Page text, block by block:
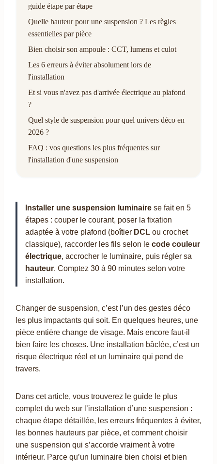
guide étape par étape
Quelle hauteur pour une suspension ? Les règles
essentielles par pièce
Bien choisir son ampoule : CCT, lumens et culot
Les 6 erreurs à éviter absolument lors de
l'installation
Et si vous n'avez pas d'arrivée électrique au plafond
?
Quel style de suspension pour quel univers déco en
2026 ?
FAQ : vos questions les plus fréquentes sur
l'installation d'une suspension
Installer une suspension luminaire se fait en 5
étapes : couper le courant, poser la fixation
adaptée à votre plafond (boîtier DCL ou crochet
classique), raccorder les fils selon le code couleur
électrique, accrocher le luminaire, puis régler sa
hauteur. Comptez 30 à 90 minutes selon votre
installation.
Changer de suspension, c’est l’un des gestes déco
les plus impactants qui soit. En quelques heures, une
pièce entière change de visage. Mais encore faut-il
bien faire les choses. Une installation bâclée, c’est un
risque électrique réel et un luminaire qui pend de
travers.
Dans cet article, vous trouverez le guide le plus
complet du web sur l’installation d’une suspension :
chaque étape détaillée, les erreurs fréquentes à éviter,
les bonnes hauteurs par pièce, et comment choisir
une suspension qui s’accorde vraiment à votre
intérieur. Parce qu’un luminaire bien choisi et bien